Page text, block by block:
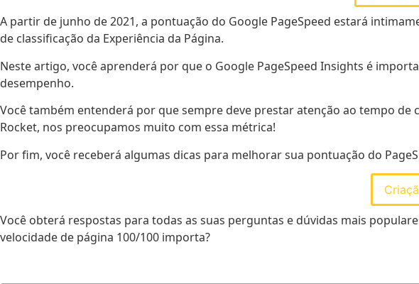
A partir de junho de 2021, a pontuação do Google PageSpeed ​​estará
de classificação da Experiência da Página.
Neste artigo, você aprenderá por que o Google PageSpeed ​​Insights é
desempenho.
Você também entenderá por que sempre deve prestar atenção ao tempo
Rocket, nos preocupamos muito com essa métrica!
Por fim, você receberá algumas dicas para melhorar sua pontuação do
Você obterá respostas para todas as suas perguntas e dúvidas mais
velocidade de página 100/100 importa?